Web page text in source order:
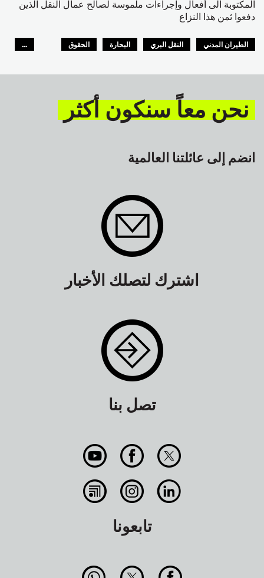
المكتوبة الى أفعال وإجراءات ملموسة لصالح عمال النقل الذين
دفعوا ثمن هذا النزاع
الطيران المدني النقل البري البحارة
الحقوق
...
نحن معاً سنكون أكثر
انضم إلى عائلتنا العالمية
اشترك لتصلك الأخبار
تصل بنا
تابعونا